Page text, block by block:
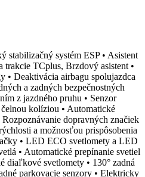
stabilizačný systém ESP • Asistent
trakcie TCplus, Brzdový asistent •
• Deaktivácia airbagu spolujazdca
a zadných bezpečnostných
z jazdného pruhu • Senzor
kolíziou • Automatické
dopravných značiek
a možnosťou prispôsobenia
• LED ECO svetlomety a LED
• Automatické prepínanie svetiel
diaľkové svetlomety • 130° zadná
parkovacie senzory • Elektricky